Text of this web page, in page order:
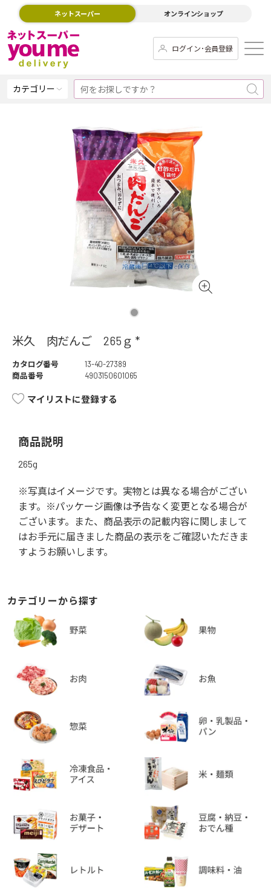
ネットスーパー オンラインショップ
ログイン･会員登録
カテゴリー
米久 肉だんご 265ｇ *
カタログ番号
13-40-27389
商品番号
4903150601065
マイリストに登録する
商品説明
265g
※写真はイメージです。実物とは異なる場合がござい
ます。※パッケージ画像は予告なく変更となる場合が
ございます。また、商品表示の記載内容に関しまして
はお手元に届きました商品の表示をご確認いただきま
すようお願いします。
カテゴリーから探す